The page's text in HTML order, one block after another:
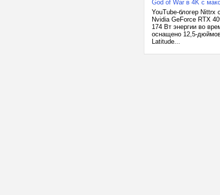
God of War в 4K с
YouTube-блогер Nittrx
Nvidia GeForce RTX
174 Вт энергии во
оснащено 12,5-
Latitude...